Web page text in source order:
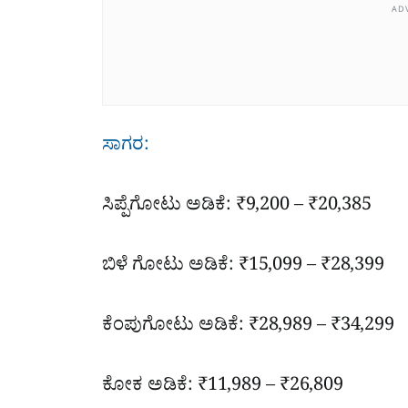
ಸಾಗರ:
ಸಿಪ್ಪೆಗೋಟು ಅಡಿಕೆ: ₹9,200 – ₹20,385
ಬಿಳೆ ಗೋಟು ಅಡಿಕೆ: ₹15,099 – ₹28,399
ಕೆಂಪುಗೋಟು ಅಡಿಕೆ: ₹28,989 – ₹34,299
ಕೋಕ ಅಡಿಕೆ: ₹11,989 – ₹26,809